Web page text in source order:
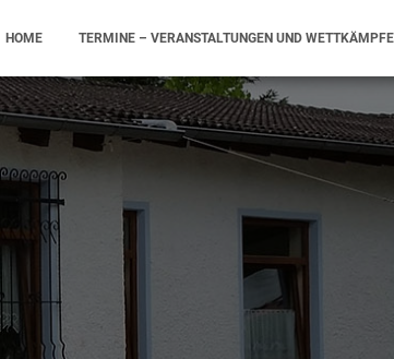
HOME TERMINE – VERANSTALTUNGEN UND WETTKÄMPFE